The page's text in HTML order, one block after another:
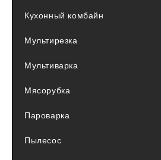
Кухонный комбайн
Мультирезка
Мультиварка
Мясорубка
Пароварка
Пылесос